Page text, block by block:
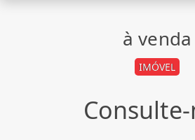
à venda
IMÓVEL